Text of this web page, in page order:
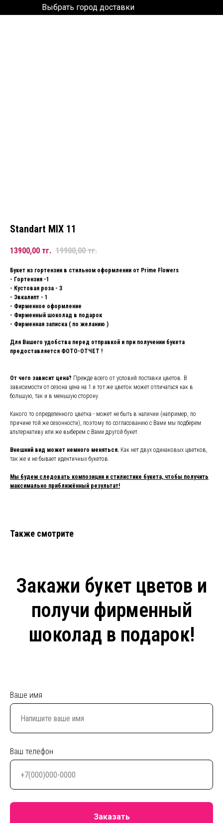
Выбрать город доставки
Standart MIX 11
13900,00 тг. 19900,00 тг.
Букет из гортензии в стильном оформлении от Prime Flowers
- Гортензия -1
- Кустовая роза - 3
- Эвкалипт - 1
- Фирменное оформление
- Фирменный шоколад в подарок
- Фирменная записка ( по желанию )
Для Вашего удобства перед отправкой и при получении букета
предоставляется ФОТО-ОТЧЕТ !
От чего зависит цена? Прежде всего от условий поставки цветов. В
зависимости от сезона цена на 1 и тот же цветок может отличаться как в
большую, так и в меньшую сторону.
Какого то определенного цветка - может не быть в наличии (например, по
причине той же сезонности), поэтому по согласованию с Вами мы подберем
альтернативу или же выберем с Вами другой букет.
Внешний вид может немного меняться. Как нет двух одинаковых цветков,
так же и не бывает идентичных букетов.
Мы будем следовать композиции и стилистике букета, чтобы получить
максимально приближённый результат!
Также смотрите
Закажи букет цветов и
получи фирменный
шоколад в подарок!
Ваше имя
Ваш телефон
Заказать